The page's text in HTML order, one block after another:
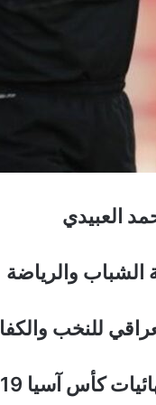
العبيدي
الشباب والرياضة
للنخب